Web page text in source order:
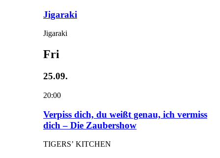
Jigaraki
Jigaraki
Fri
25.09.
20:00
Verpiss dich, du weißt genau, ich vermiss
dich – Die Zaubershow
TIGERS’ KITCHEN